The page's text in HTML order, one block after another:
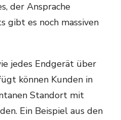
der Ansprache
gibt es noch massiven
jedes Endgerät über
können Kunden in
Standort mit
Ein Beispiel aus den